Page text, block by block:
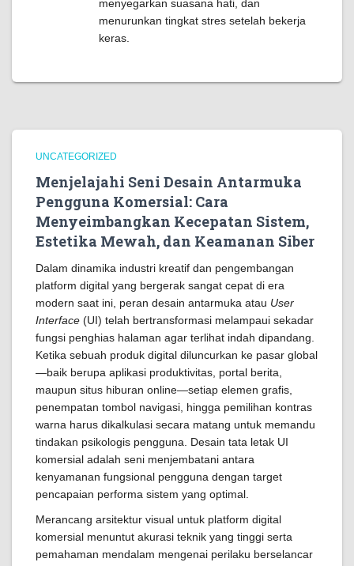
menyegarkan suasana hati, dan
menurunkan tingkat stres setelah bekerja
keras.
UNCATEGORIZED
Menjelajahi Seni Desain Antarmuka
Pengguna Komersial: Cara
Menyeimbangkan Kecepatan Sistem,
Estetika Mewah, dan Keamanan Siber
Dalam dinamika industri kreatif dan pengembangan
platform digital yang bergerak sangat cepat di era
modern saat ini, peran desain antarmuka atau User
Interface (UI) telah bertransformasi melampaui sekadar
fungsi penghias halaman agar terlihat indah dipandang.
Ketika sebuah produk digital diluncurkan ke pasar global
—baik berupa aplikasi produktivitas, portal berita,
maupun situs hiburan online—setiap elemen grafis,
penempatan tombol navigasi, hingga pemilihan kontras
warna harus dikalkulasi secara matang untuk memandu
tindakan psikologis pengguna. Desain tata letak UI
komersial adalah seni menjembatani antara
kenyamanan fungsional pengguna dengan target
pencapaian performa sistem yang optimal.
Merancang arsitektur visual untuk platform digital
komersial menuntut akurasi teknik yang tinggi serta
pemahaman mendalam mengenai perilaku berselancar